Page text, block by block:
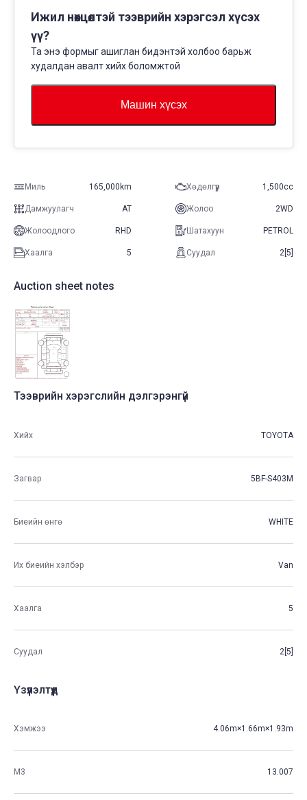
Ижил нөхцөлтэй тээврийн хэрэгсэл хүсэх
үү?
Та энэ формыг ашиглан бидэнтэй холбоо барьж
худалдан авалт хийх боломжтой
Машин хүсэх
Миль 165,000km Хөдөлгүүр 1,500cc
Дамжуулагч AT Жолоо 2WD
Жолоодлого RHD Шатахуун PETROL
Хаалга 5 Суудал 2[5]
Auction sheet notes
Тээврийн хэрэгслийн дэлгэрэнгүй
Хийх TOYOTA
Загвар 5BF-S403M
Биеийн өнгө WHITE
Их биеийн хэлбэр Van
Хаалга 5
Суудал 2[5]
Үзүүлэлтүүд
Хэмжээ 4.06m×1.66m×1.93m
М3 13.007